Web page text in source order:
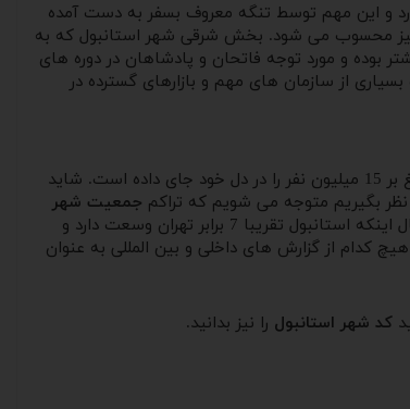
و این مهم توسط تنگه معروف بسفر به دست آمده
نیز محسوب می شود. بخش شرقی شهر استانبول که به
و مورد توجه فاتحان و پادشاهان در دوره های
از سازمان های مهم و بازارهای گسترده در
استانبول یکی از وسیع ترین شهرهای کشور ترکیه به حساب می آید. وسعت این شهر 5343 کیلومتر مربع است و طبق آمار در سال 2023 جمعیتی بالغ بر 15 میلیون نفر را در دل خود جای داده است. شاید
بگیریم متوجه می شویم که تراکم جمعیت شهر
بسیار کمتر از تهران است. تهران تقریبا 700 کیلومتر مربع مساحت دارد و در این میزان از وسعت چیزی در حدود 9 میلیون نفر سکونت دارند. حال اینکه استانبول تقریبا 7 برابر تهران وسعت دارد و
کدام از گزارش های داخلی و بین المللی به عنوان
کد شهر استانبول را نیز بدانید.